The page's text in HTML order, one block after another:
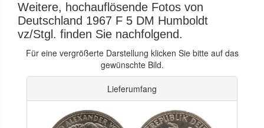
Weitere, hochauflösende Fotos von
Deutschland 1967 F 5 DM Humboldt
vz/Stgl. finden Sie nachfolgend.
Für eine vergrößerte Darstellung klicken Sie bitte auf das
gewünschte Bild.
Lieferumfang